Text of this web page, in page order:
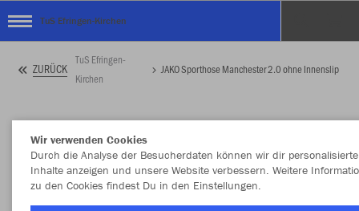
TuS Efringen-Kirchen
ZURÜCK
TuS Efringen-
Kirchen
JAKO Sporthose Manchester 2.0 ohne Innenslip
Wir verwenden Cookies
Durch die Analyse der Besucherdaten können wir dir personalisierte
Inhalte anzeigen und unsere Website verbessern. Weitere
zu den Cookies findest Du in den Einstellungen.